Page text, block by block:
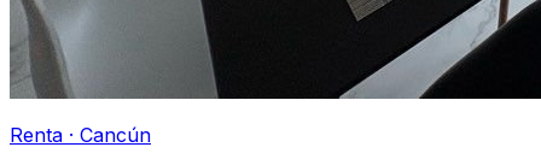
Renta · Cancún